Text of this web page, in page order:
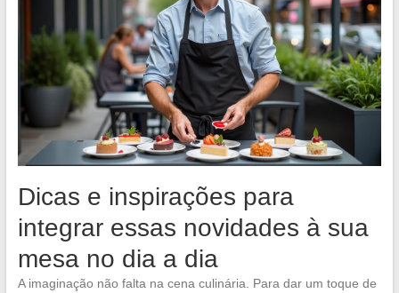
Dicas e inspirações para
integrar essas novidades à sua
mesa no dia a dia
A imaginação não falta na cena culinária. Para dar um toque de